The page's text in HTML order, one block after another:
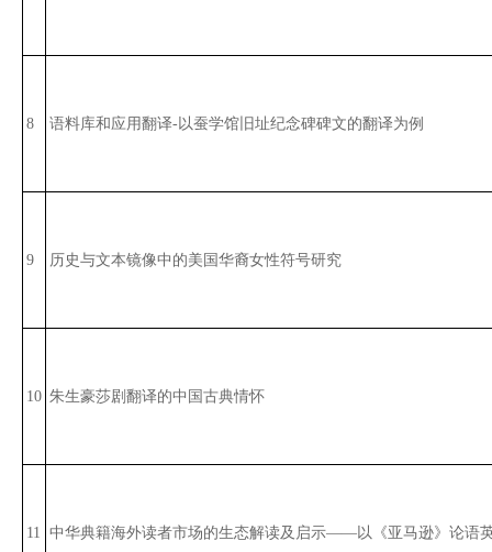
8 语料库和应用翻译-以蚕学馆旧址纪念碑碑文的翻译为例
9 历史与文本镜像中的美国华裔女性符号研究
10 朱生豪莎剧翻译的中国古典情怀
11 中华典籍海外读者市场的生态解读及启示——以《亚马逊》论语